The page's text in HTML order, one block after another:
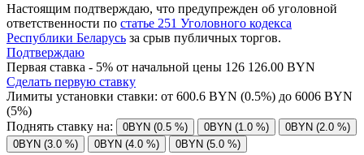
Настоящим подтверждаю, что предупрежден об уголовной
ответственности по статье 251 Уголовного кодекса
Республики Беларусь за срыв публичных торгов.
Подтверждаю
Первая ставка - 5% от начальной цены 126 126.00 BYN
Сделать первую ставку
Лимиты установки ставки: от 600.6 BYN (0.5%) до 6006 BYN
(5%)
Поднять ставку на:
0BYN (0.5 %) 0BYN (1.0 %)
0BYN (2.0 %)
0BYN (3.0 %)
0BYN (4.0 %) 0BYN (5.0 %)